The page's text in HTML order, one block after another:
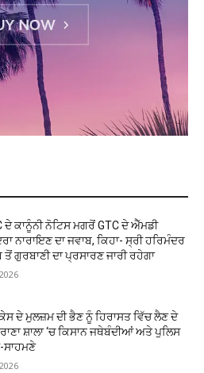
ਦੇ ਕਾਨੂੰਨੀ ਨੋਟਿਸ ਮਗਰੋਂ GTC ਦੇ ਐੱਮਡੀ
ਨਾਰਾਇਣ ਦਾ ਜਵਾਬ, ਕਿਹਾ- ਸ੍ਰੀ ਹਰਿਮੰਦਰ
ਤੋਂ ਗੁਰਬਾਣੀ ਦਾ ਪ੍ਰਸਾਰਣ ਜਾਰੀ ਰਹੇਗਾ
ਦੇ ਮੁਲਜ਼ਮ ਦੀ ਭੈਣ ਨੂੰ ਹਿਰਾਸਤ ਵਿੱਚ ਲੈਣ ਦੇ
ਸ਼ਾਲਾ ‘ਚ ਕਿਸਾਨ ਜਥੇਬੰਦੀਆਂ ਅਤੇ ਪੁਲਿਸ